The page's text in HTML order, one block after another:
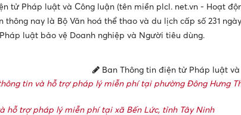
tử Pháp luật và Công luận (tên miền plcl. net.vn - Hoạt
thông nay là Bộ Văn hoá thể thao và du lịch cấp số 231 ngày
luật bảo vệ Doanh nghiệp và Người tiêu dùng.
Ban Thông tin điện tử Pháp luật
tin và hỗ trợ pháp lý miễn phí tại phường Đông Hưng
hỗ trợ pháp lý miễn phí tại xã Bến Lức, tỉnh Tây Ninh